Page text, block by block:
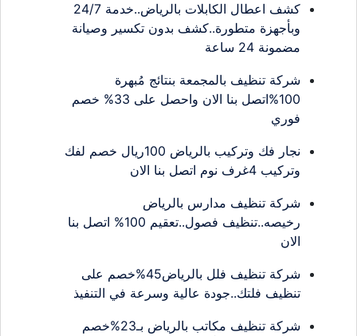
كشف اعطال الكابلات بالرياض..خدمة 24/7
وبأجهزة متطورة..كشف بدون تكسير وصيانة
مضمونة 24 ساعة
شركة تنظيف بالمجمعة بنتائج مُبهرة
100%اتصل بنا الان واحصل على 33% خصم
فوري
نجار فك وتركيب بالرياض 100ريال خصم لفك
وتركيب 4غرف نوم اتصل بنا الان
شركة تنظيف مدارس بالرياض
رخيصه..تنظيف فصول..تعقيم 100% اتصل بنا
الان
شركة تنظيف فلل بالرياض45%خصم على
تنظيف فلتك..جودة عالية وسرعة في التنفيذ
شركة تنظيف مكاتب بالرياض بـ23%خصم